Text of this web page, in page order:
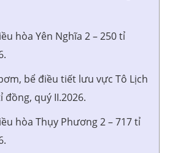
hòa Yên Nghĩa 2 – 250 tỉ
bể điều tiết lưu vực Tô Lịch
đồng, quý II.2026.
hòa Thụy Phương 2 – 717 tỉ